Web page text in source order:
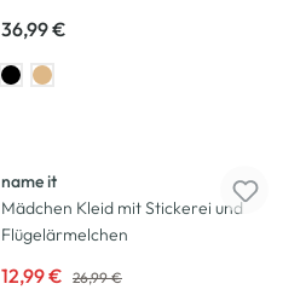
36,99 €
name it
Mädchen Kleid mit Stickerei und
Flügelärmelchen
12,99 € 26,99 €